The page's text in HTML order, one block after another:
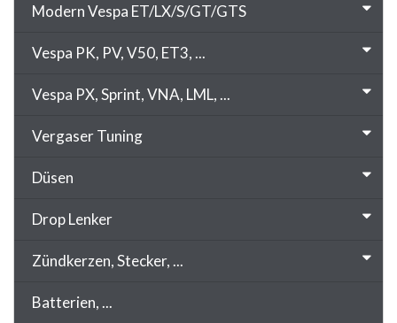
Modern Vespa ET/LX/S/GT/GTS
Vespa PK, PV, V50, ET3, ...
Vespa PX, Sprint, VNA, LML, ...
Vergaser Tuning
Düsen
Drop Lenker
Zündkerzen, Stecker, ...
Batterien, ...